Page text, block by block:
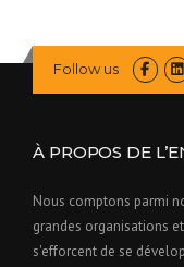
Follow us
À PROPOS DE
Nous comptons parmi
grandes organisations
s'efforcent de se